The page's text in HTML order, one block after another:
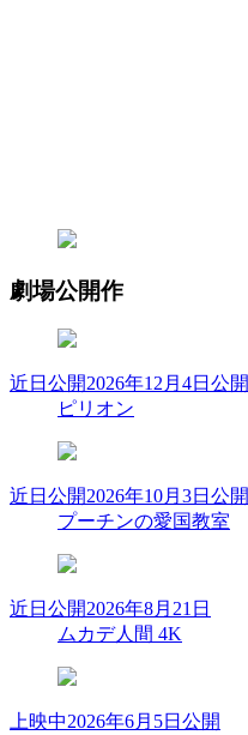
劇場公開作
近日公開2026年12月4日公開
ピリオン
近日公開2026年10月3日公開
プーチンの愛国教室
近日公開2026年8月21日
ムカデ人間 4K
上映中2026年6月5日公開